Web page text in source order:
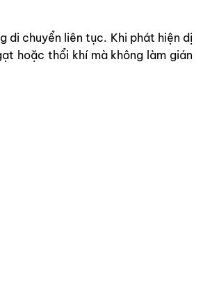
di chuyển liên tục. Khi phát hiện dị
hoặc thổi khí mà không làm gián